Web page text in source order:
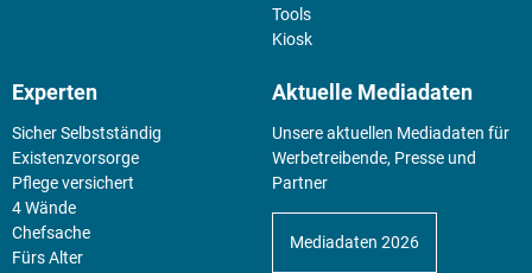
Tools
Kiosk
Experten
Sicher Selbstständig
Existenz­vorsorge
Pflege versichert
4 Wände
Chefsache
Fürs Alter
Aktuelle Mediadaten
Unsere aktuellen Mediadaten für
Werbetreibende, Presse und
Partner
Mediadaten 2026